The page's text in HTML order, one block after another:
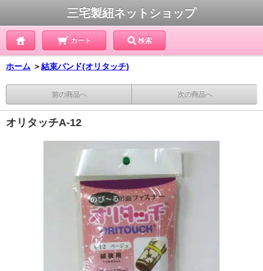
三宅製紐ネットショップ
カート 検索
ホーム ＞結束バンド(オリタッチ)
前の商品へ 次の商品へ
オリタッチA-12